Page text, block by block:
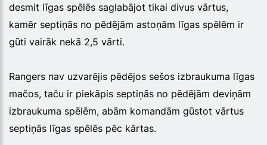
desmit līgas spēlēs saglabājot tikai divus vārtus,
kamēr septiņās no pēdējām astoņām līgas spēlēm ir
gūti vairāk nekā 2,5 vārti.
Rangers nav uzvarējis pēdējos sešos izbraukuma līgas
mačos, taču ir piekāpis septiņās no pēdējām deviņām
izbraukuma spēlēm, abām komandām gūstot vārtus
septiņās līgas spēlēs pēc kārtas.